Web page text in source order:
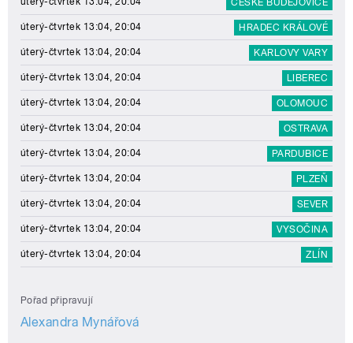
ČESKÉ BUDĚJOVICE
úterý-čtvrtek 13:04, 20:04 HRADEC KRÁLOVÉ
úterý-čtvrtek 13:04, 20:04 KARLOVY VARY
úterý-čtvrtek 13:04, 20:04 LIBEREC
úterý-čtvrtek 13:04, 20:04 OLOMOUC
úterý-čtvrtek 13:04, 20:04 OSTRAVA
úterý-čtvrtek 13:04, 20:04 PARDUBICE
úterý-čtvrtek 13:04, 20:04 PLZEŇ
úterý-čtvrtek 13:04, 20:04 SEVER
úterý-čtvrtek 13:04, 20:04 VYSOČINA
úterý-čtvrtek 13:04, 20:04 ZLÍN
Pořad připravují
Alexandra Mynářová